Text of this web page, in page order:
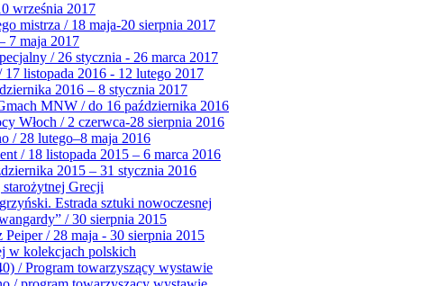
września 2017
mistrza / 18 maja-20 sierpnia 2017
7 maja 2017
/ 26 stycznia - 26 marca 2017
listopada 2016 - 12 lutego 2017
2016 – 8 stycznia 2017
MNW / do 16 października 2016
Włoch / 2 czerwca-28 sierpnia 2016
/ 28 lutego–8 maja 2016
/ 18 listopada 2015 – 6 marca 2016
2015 – 31 stycznia 2016
Grecji
Estrada sztuki nowoczesnej
/ 30 sierpnia 2015
Peiper / 28 maja - 30 sierpnia 2015
w kolekcjach polskich
/ Program towarzyszący wystawie